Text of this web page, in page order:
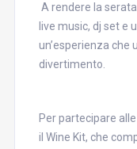
A rendere la
live music, dj set e
un’esperienza che
divertimento.
Per partecipare
il Wine Kit, che